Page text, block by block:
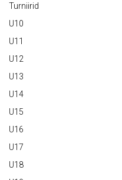
Turniirid
U10
U11
U12
U13
U14
U15
U16
U17
U18